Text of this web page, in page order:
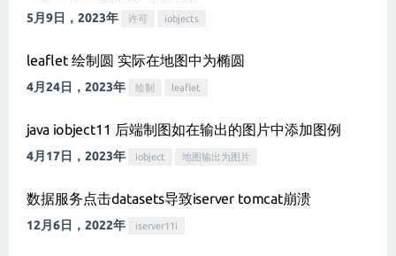
5月9日，2023年 许可 iobjects
leaflet 绘制圆 实际在地图中为椭圆
4月24日，2023年 绘制 leaflet
java iobject11 后端制图如在输出的图片中添加图例
4月17日，2023年 iobject 地图输出为图片
数据服务点击datasets导致iserver tomcat崩溃
12月6日，2022年 iserver11i